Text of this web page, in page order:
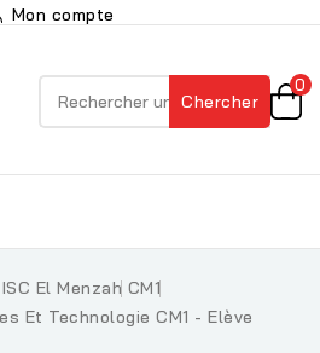
Mon compte
Chercher
0
ISC El Menzah CM1
Et Technologie CM1 - Elève